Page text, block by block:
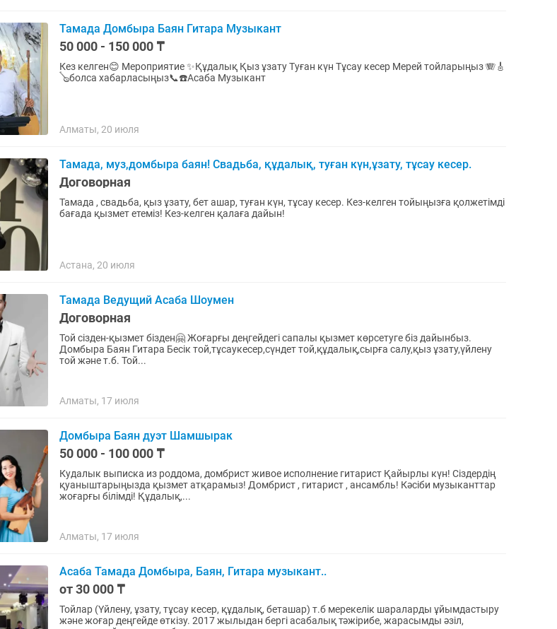
Тамада Домбыра Баян Гитара Музыкант
50 000 - 150 000 ₸
Кез келген😊 Мероприятие ✨Құдалық Қыз ұзату Туған күн Тұсау кесер Мерей тойларыңыз 🪗🎸
🪕болса хабарласыңыз📞☎️Асаба Музыкант
Алматы, 20 июля
Тамада, муз,домбыра баян! Свадьба, құдалық, туған күн,ұзату, тұсау кесер.
Договорная
Тамада , свадьба, қыз ұзату, бет ашар, туған күн, тұсау кесер. Кез-келген тойыңызға қолжетімді
бағада қызмет етеміз! Кез-келген қалаға дайын!
Астана, 20 июля
Тамада Ведущий Асаба Шоумен
Договорная
Той сізден-қызмет бізден🤗 Жоғарғы деңгейдегі сапалы қызмет көрсетуге біз дайынбыз.
Домбыра Баян Гитара Бесік той,тұсаукесер,сүндет той,құдалық,сырға салу,қыз ұзату,үйлену
той және т.б. Той...
Алматы, 17 июля
Домбыра Баян дуэт Шамшырак
50 000 - 100 000 ₸
Кудалык выписка из роддома, домбрист живое исполнение гитарист Қайырлы күн! Сіздердің
қуаныштарыңызда қызмет атқарамыз! Домбрист , гитарист , ансамбль! Кәсіби музыканттар
жоғарғы білімді! Құдалық,...
Алматы, 17 июля
Асаба Тамада Домбыра, Баян, Гитара музыкант..
от 30 000 ₸
Тойлар (Үйлену, ұзату, тұсау кесер, құдалық, беташар) т.б мерекелік шараларды ұйымдастыру
және жоғар деңгейде өткізу. 2017 жылыдан бергі асабалық тәжірибе, жарасымды әзіл,